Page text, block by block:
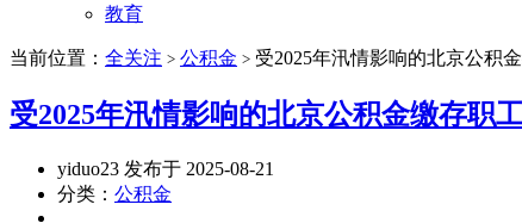
教育
当前位置： 全关注 > 公积金 > 受2025年汛情影响的北京公积
受2025年汛情影响的北京公积金缴存职
yiduo23 发布于 2025-08-21
分类： 公积金